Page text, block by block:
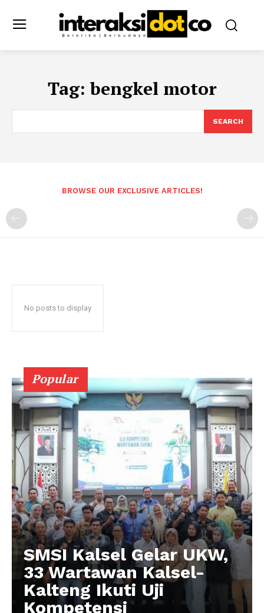
Tag:bengkel motor
SEARCH
BROWSE OUR EXCLUSIVE ARTICLES!
No posts to display
Popular
SMSI Kalsel Gelar UKW,
33 Wartawan Kalsel-
Kalteng Ikuti Uji
Kompetensi